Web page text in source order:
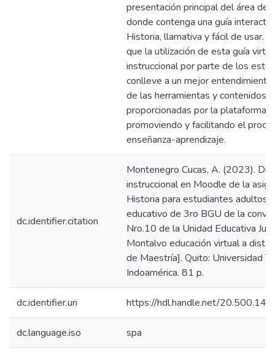
presentación principal del área de
donde contenga una guía
Historia, llamativa y fácil de usar.
que la utilización de esta guía
instruccional por parte de los
conlleve a un mejor
de las herramientas y contenidos
proporcionadas por la plataforma,
promoviendo y facilitando el
enseñanza-aprendizaje.
dc.identifier.citation
Montenegro Cucas, A. (2023).
instruccional en Moodle de la
Historia para estudiantes adultos
educativo de 3ro BGU de la
Nro.10 de la Unidad Educativa
Montalvo educación virtual a
de Maestría]. Quito: Universidad
Indoamérica. 81 p.
dc.identifier.uri https://hdl.handle.net/
dc.language.iso spa